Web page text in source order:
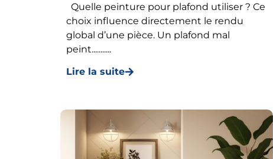
Quelle peinture pour plafond utiliser ? Ce
choix influence directement le rendu
global d’une pièce. Un plafond mal
peint...........
Lire la suite